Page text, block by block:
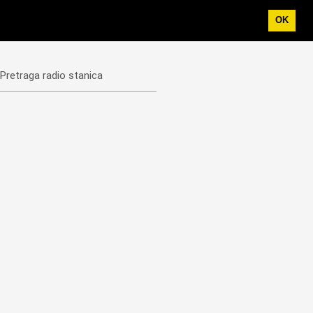
OK
Pretraga radio stanica